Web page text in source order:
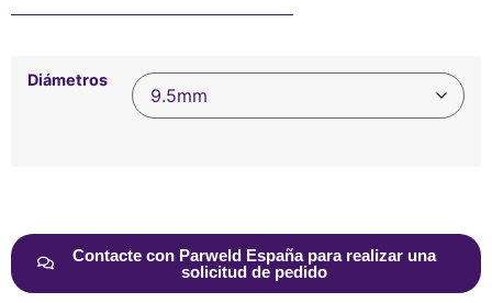
Diámetros
Contacte con Parweld España para realizar una
solicitud de pedido